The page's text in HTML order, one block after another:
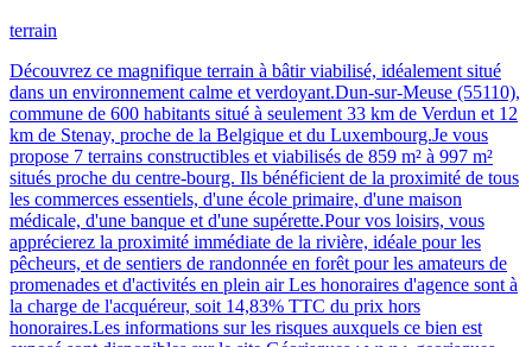
terrain
Découvrez ce magnifique terrain à bâtir viabilisé, idéalement situé
dans un environnement calme et verdoyant.Dun-sur-Meuse (55110),
commune de 600 habitants situé à seulement 33 km de Verdun et 12
km de Stenay, proche de la Belgique et du Luxembourg.Je vous
propose 7 terrains constructibles et viabilisés de 859 m² à 997 m²
situés proche du centre-bourg. Ils bénéficient de la proximité de tous
les commerces essentiels, d'une école primaire, d'une maison
médicale, d'une banque et d'une supérette.Pour vos loisirs, vous
apprécierez la proximité immédiate de la rivière, idéale pour les
pêcheurs, et de sentiers de randonnée en forêt pour les amateurs de
promenades et d'activités en plein air Les honoraires d'agence sont à
la charge de l'acquéreur, soit 14,83% TTC du prix hors
honoraires.Les informations sur les risques auxquels ce bien est